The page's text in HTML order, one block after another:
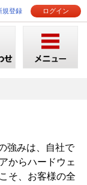
規登録 ログイン
強みは、自社で
からハードウェ
そ、お客様の全